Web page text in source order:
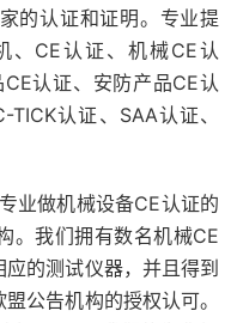
的认证和证明。专业提
、CE认证、机械CE认
认证、安防产品CE认
认证、SAA认证、
业做机械设备CE认证的
。我们拥有数名机械CE
的测试仪器，并且得到
公告机构的授权认可。